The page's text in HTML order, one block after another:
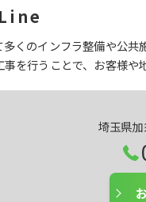
多くのインフラ整備や公
を行うことで、お客様や
埼玉県